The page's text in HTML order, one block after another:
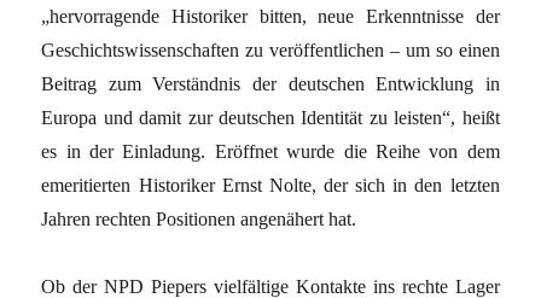
„hervorragende Historiker bitten, neue Erkenntnisse der
Geschichtswissenschaften zu veröffentlichen – um so einen
Beitrag zum Verständnis der deutschen Entwicklung in
Europa und damit zur deutschen Identität zu leisten“, heißt
es in der Einladung. Eröffnet wurde die Reihe von dem
emeritierten Historiker Ernst Nolte, der sich in den letzten
Jahren rechten Positionen angenähert hat.
Ob der NPD Piepers vielfältige Kontakte ins rechte Lager